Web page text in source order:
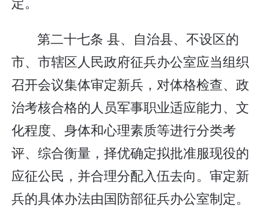
第二十七条 县、自治县、不设区的
市、市辖区人民政府征兵办公室应当组织
召开会议集体审定新兵，对体格检查、政
治考核合格的人员军事职业适应能力、文
化程度、身体和心理素质等进行分类考
评、综合衡量，择优确定拟批准服现役的
应征公民，并合理分配入伍去向。审定新
兵的具体办法由国防部征兵办公室制定。